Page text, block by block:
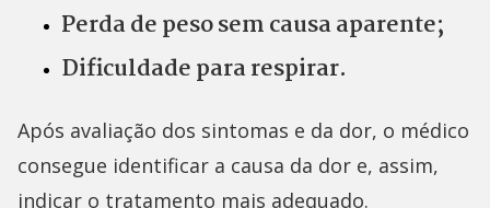
Perda de peso sem causa aparente;
Dificuldade para respirar.
Após avaliação dos sintomas e da dor, o médico
consegue identificar a causa da dor e, assim,
indicar o tratamento mais adequado.